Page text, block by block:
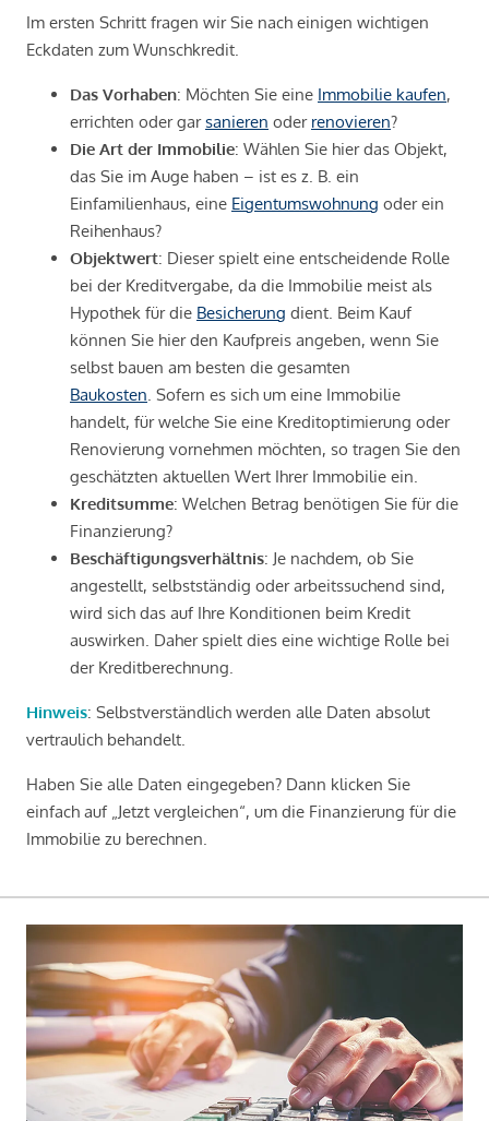
Im ersten Schritt fragen wir Sie nach einigen wichtigen
Eckdaten zum Wunschkredit.
Das Vorhaben: Möchten Sie eine Immobilie kaufen,
errichten oder garsanieren oder renovieren?
Die Art der Immobilie: Wählen Sie hier das Objekt,
das Sie im Auge haben – ist es z. B. ein
Einfamilienhaus, eine Eigentumswohnung oder ein
Reihenhaus?
Objektwert: Dieser spielt eine entscheidende Rolle
bei der Kreditvergabe, da die Immobilie meist als
Hypothek für die Besicherung dient. Beim Kauf
können Sie hier den Kaufpreis angeben, wenn Sie
selbst bauen am besten die gesamten
Baukosten . Sofern es sich um eine Immobilie
handelt, für welche Sie eine Kreditoptimierung oder
Renovierung vornehmen möchten, so tragen Sie den
geschätzten aktuellen Wert Ihrer Immobilie ein.
Kreditsumme: Welchen Betrag benötigen Sie für die
Finanzierung?
Beschäftigungsverhältnis: Je nachdem, ob Sie
angestellt, selbstständig oder arbeitssuchend sind,
wird sich das auf Ihre Konditionen beim Kredit
auswirken. Daher spielt dies eine wichtige Rolle bei
der Kreditberechnung.
Hinweis: Selbstverständlich werden alle Daten absolut
vertraulich behandelt.
Haben Sie alle Daten eingegeben? Dann klicken Sie
einfach auf „Jetzt vergleichen“, um die Finanzierung für die
Immobilie zu berechnen.